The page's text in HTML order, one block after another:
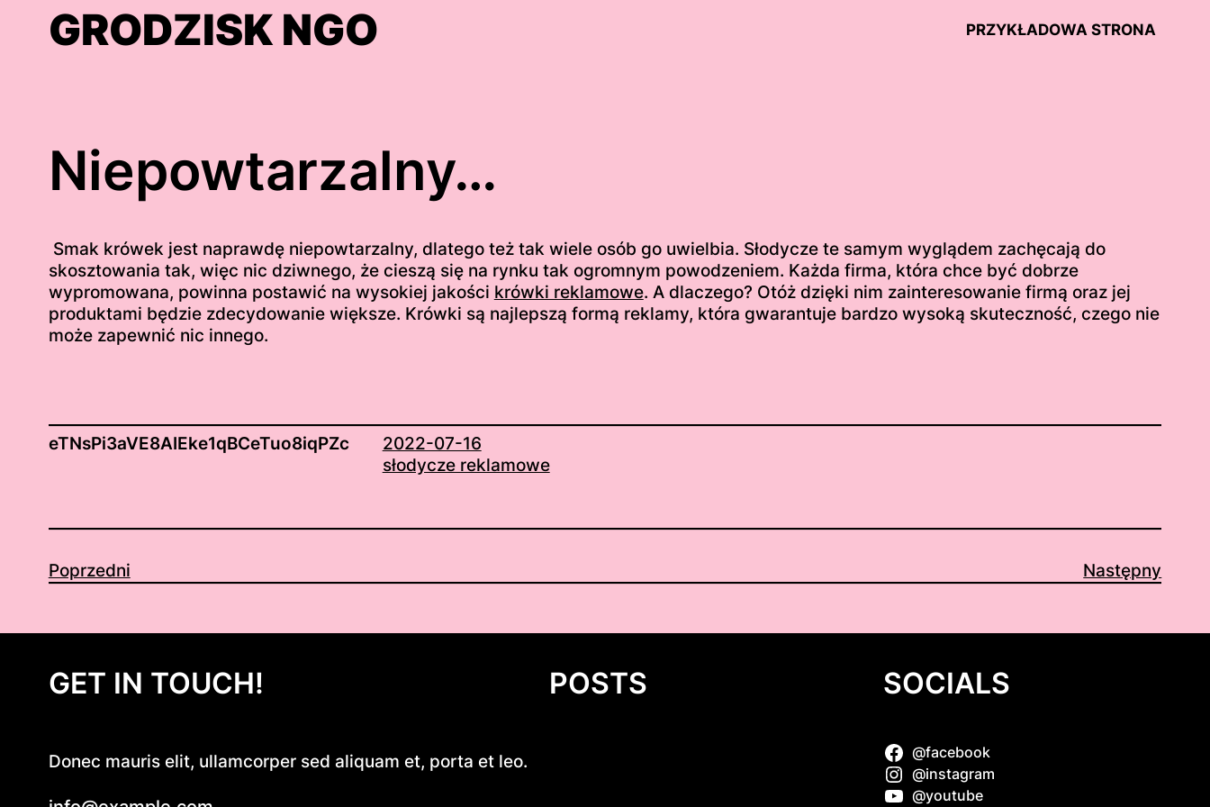
GRODZISK NGO PRZYKŁADOWA STRONA
Niepowtarzalny…
Smak krówek jest naprawdę niepowtarzalny, dlatego też tak wiele osób go uwielbia. Słodycze te samym wyglądem zachęcają do
skosztowania tak, więc nic dziwnego, że cieszą się na rynku tak ogromnym powodzeniem. Każda firma, która chce być dobrze
wypromowana, powinna postawić na wysokiej jakości krówki reklamowe. A dlaczego? Otóż dzięki nim zainteresowanie firmą oraz jej
produktami będzie zdecydowanie większe. Krówki są najlepszą formą reklamy, która gwarantuje bardzo wysoką skuteczność, czego nie
może zapewnić nic innego.
eTNsPi3aVE8AIEke1qBCeTuo8iqPZc
2022-07-16
słodycze reklamowe
Poprzedni Następny
GET IN TOUCH!
Donec mauris elit, ullamcorper sed aliquam et, porta et leo.
POSTS SOCIALS
@facebook
@instagram
@youtube